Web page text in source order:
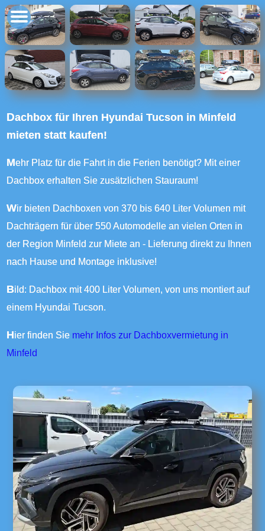
Dachbox für Ihren Hyundai Tucson in Minfeld
mieten statt kaufen!
Mehr Platz für die Fahrt in die Ferien benötigt? Mit einer
Dachbox erhalten Sie zusätzlichen Stauraum!
Wir bieten Dachboxen von 370 bis 640 Liter Volumen mit
Dachträgern für über 550 Automodelle an vielen Orten in
der Region Minfeld zur Miete an - Lieferung direkt zu Ihnen
nach Hause und Montage inklusive!
Bild: Dachbox mit 400 Liter Volumen, von uns montiert auf
einem Hyundai Tucson.
Hier finden Sie mehr Infos zur Dachboxvermietung in
Minfeld